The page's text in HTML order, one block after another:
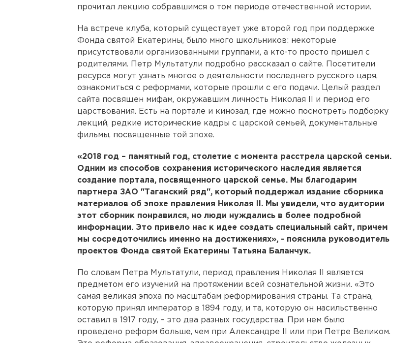
прочитал лекцию собравшимся о том периоде отечественной истории.
На встрече клуба, который существует уже второй год при поддержке
Фонда святой Екатерины, было много школьников: некоторые
присутствовали организованными группами, а кто-то просто пришел с
родителями. Петр Мультатули подробно рассказал о сайте. Посетители
ресурса могут узнать многое о деятельности последнего русского царя,
ознакомиться с реформами, которые прошли с его подачи. Целый раздел
сайта посвящен мифам, окружавшим личность Николая II и период его
царствования. Есть на портале и кинозал, где можно посмотреть подборку
лекций, редкие исторические кадры с царской семьей, документальные
фильмы, посвященные той эпохе.
«2018 год – памятный год, столетие с момента расстрела царской семьи.
Одним из способов сохранения исторического наследия является
создание портала, посвященного царской семье. Мы благодарим
партнера ЗАО "Таганский ряд", который поддержал издание сборника
материалов об эпохе правления Николая II. Мы увидели, что аудитории
этот сборник понравился, но люди нуждались в более подробной
информации. Это привело нас к идее создать специальный сайт, причем
мы сосредоточились именно на достижениях», - пояснила руководитель
проектов Фонда святой Екатерины Татьяна Баланчук.
По словам Петра Мультатули, период правления Николая II является
предметом его изучений на протяжении всей сознательной жизни. «Это
самая великая эпоха по масштабам реформирования страны. Та страна,
которую принял император в 1894 году, и та, которую он насильственно
оставил в 1917 году, – это два разных государства. При нем было
проведено реформ больше, чем при Александре II или при Петре Великом.